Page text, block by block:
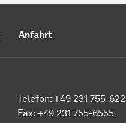
Anfahrt
Telefon: +49 231 755-
Fax: +49 231 755-6555